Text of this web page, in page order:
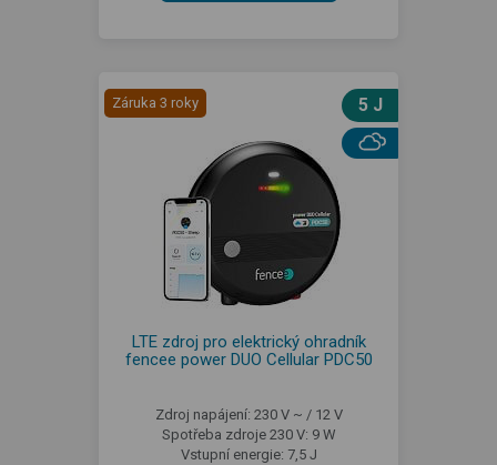
Záruka 3 roky 5 J
LTE zdroj pro elektrický ohradník
fencee power DUO Cellular PDC50
Zdroj napájení: 230 V ~ / 12 V
Spotřeba zdroje 230 V: 9 W
Vstupní energie: 7,5 J